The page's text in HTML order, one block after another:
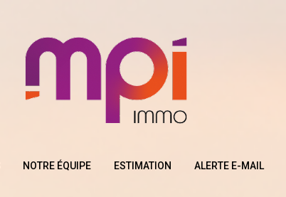
NOTRE ÉQUIPE ESTIMATION ALERTE E-MAIL